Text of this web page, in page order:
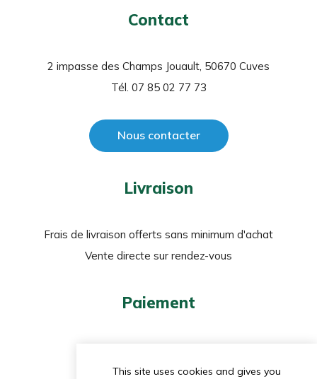
Contact
2 impasse des Champs Jouault, 50670 Cuves
Tél. 07 85 02 77 73
Nous contacter
Livraison
Frais de livraison offerts sans minimum d'achat
Vente directe sur rendez-vous
Paiement
PayPal
This site uses cookies and gives you